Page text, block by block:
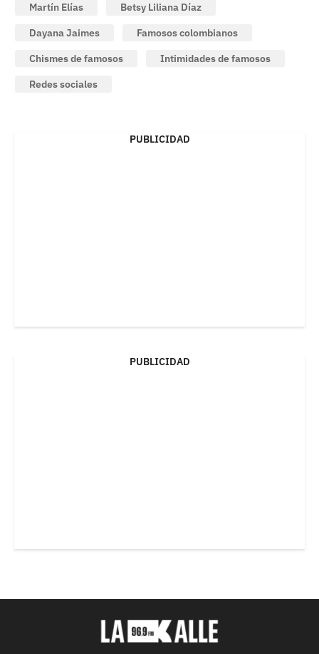
Martín Elías
Betsy Liliana Díaz
Dayana Jaimes
Famosos colombianos
Chismes de famosos
Intimidades de famosos
Redes sociales
PUBLICIDAD
PUBLICIDAD